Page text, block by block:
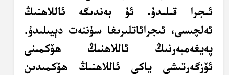
ئىجرا قىلىدۇ. ئۇ بەندىگە ئاللاھنىڭ
ئەلچىسى، ئىجرائاتلىرىغا سۈننەت دېيىلىدۇ.
پەيغەمبەرنىڭ ئاللاھنىڭ ھۆكمىنى
ئۆزگەرتىشى ياكى ئاللاھنىڭ ھۆكمىدىن